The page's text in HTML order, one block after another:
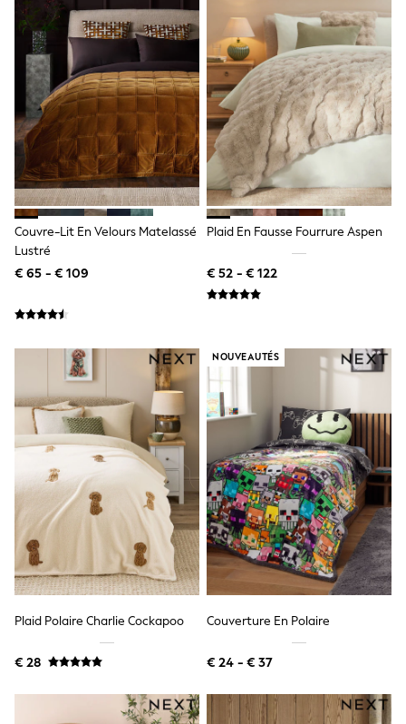
Peppa Pig
Gaming
Harry Potter
Spider man
New In
Trainers
Hoodies & Sweatshirts
T-Shirts & Vests
Leggings
Swim
adidas
All Girls Brands
Lipsy Girl
Boden
Little Bird by Jools Oliver
Flower Girl
Bridesmaid
Shop All
A-Z Brands
JoJo Maman Bébé
BOYS
New In
New in from Next
50 - 92cm
98 - 110cm
116 - 134cm
140 - 174cm
New In
Trending: Top & Short Sets
Trending: Clogs
Toy Story
Pokemon
Spiderman
THE SET
T-Shirts
Couvre-Lit En Velours Matelassé
Lustré
€ 65 - € 109
Plaid En Fausse Fourrure Aspen
€ 52 - € 122
Plaid Polaire Charlie Cockapoo
€ 28
NOUVEAUTÉS
Couverture En Polaire
€ 24 - € 37